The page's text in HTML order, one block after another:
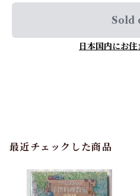
Sold
日本国内にお
最近チェックした商品